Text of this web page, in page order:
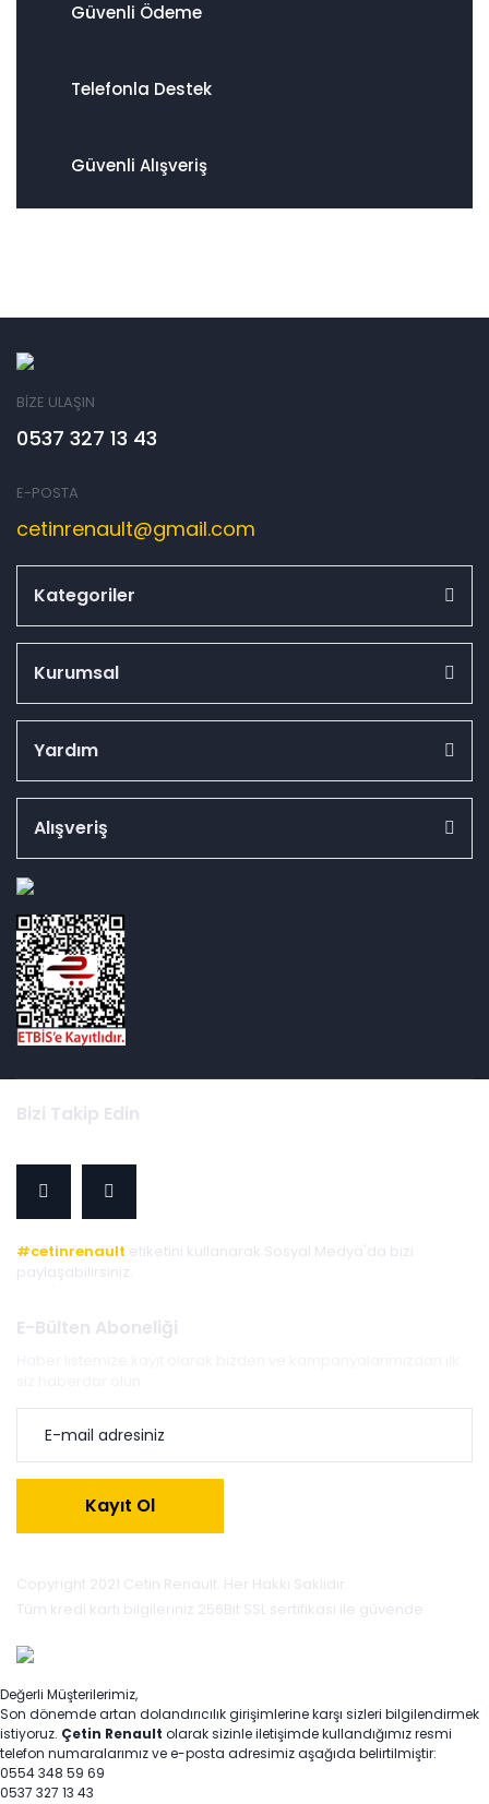
Güvenli Ödeme
Telefonla Destek
Güvenli Alışveriş
BİZE ULAŞIN
0537 327 13 43
E-POSTA
cetinrenault@gmail.com
Kategoriler
Kurumsal
Yardım
Alışveriş
Bizi Takip Edin
#cetinrenault etiketini kullanarak Sosyal Medya'da bizi
paylaşabilirsiniz.
E-Bülten Aboneliği
Kayıt Ol
Copyright 2021 Cetin Renault. Her Hakkı Saklıdır.
Tüm kredi kartı bilgileriniz 256Bit SSL sertifikası ile güvende.
Değerli Müşterilerimiz,
Son dönemde artan dolandırıcılık girişimlerine karşı sizleri bilgilendirmek
istiyoruz. Çetin Renault olarak sizinle iletişimde kullandığımız resmi
telefon numaralarımız ve e-posta adresimiz aşağıda belirtilmiştir:
0554 348 59 69
0537 327 13 43